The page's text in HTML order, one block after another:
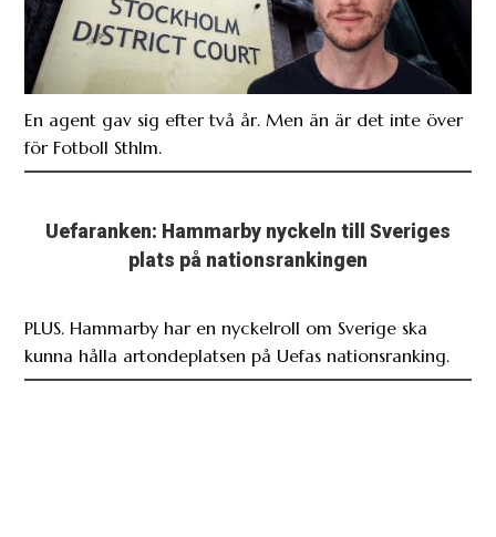
En agent gav sig efter två år. Men än är det inte över
för Fotboll Sthlm.
Uefaranken: Hammarby nyckeln till Sveriges
plats på nationsrankingen
PLUS. Hammarby har en nyckelroll om Sverige ska
kunna hålla artondeplatsen på Uefas nationsranking.